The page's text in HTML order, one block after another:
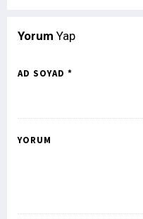
Yorum Yap
AD SOYAD *
YORUM